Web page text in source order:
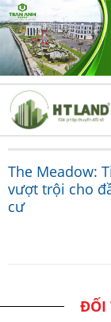
The Meadow:
vượt trội cho
cư
ĐỐI